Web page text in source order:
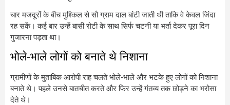
चार मजदूरों के बीच मुश्किल से सौ ग्राम दाल बांटी जाती थी ताकि वे केवल जिंदा
रह सकें। कई बार उन्हें बासी रोटी के साथ सिर्फ चटनी या भर्ता देकर पूरा दिन
गुजारना पड़ता था।
भोले-भाले लोगों को बनाते थे निशाना
ग्रामीणों के मुताबिक आरोपी राह चलते भोले-भाले और भटके हुए लोगों को निशाना
बनाते थे। पहले उनसे बातचीत करते और फिर उन्हें गंतव्य तक छोड़ने का भरोसा
देते थे।